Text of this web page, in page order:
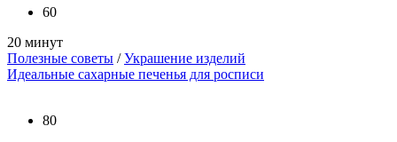
60
20 минут
Полезные советы /Украшение изделий
Идеальные сахарные печенья для росписи
80